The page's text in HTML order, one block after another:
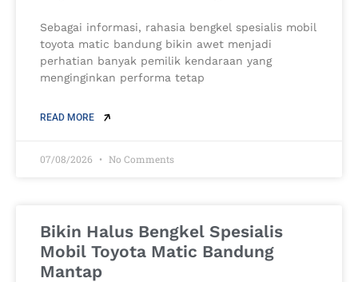
Sebagai informasi, rahasia bengkel spesialis mobil
toyota matic bandung bikin awet menjadi
perhatian banyak pemilik kendaraan yang
menginginkan performa tetap
READ MORE
07/08/2026 No Comments
Bikin Halus Bengkel Spesialis
Mobil Toyota Matic Bandung
Mantap